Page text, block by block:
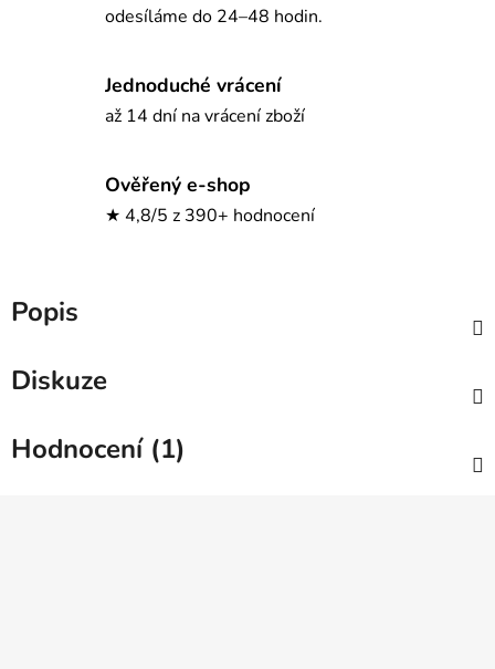
odesíláme do 24–48 hodin.
Jednoduché vrácení
až 14 dní na vrácení zboží
Ověřený e-shop
★ 4,8/5 z 390+ hodnocení
Popis
Diskuze
Hodnocení (1)